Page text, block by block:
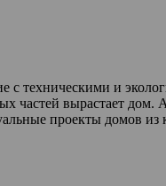
техническими и
частей вырастает
проекты домов